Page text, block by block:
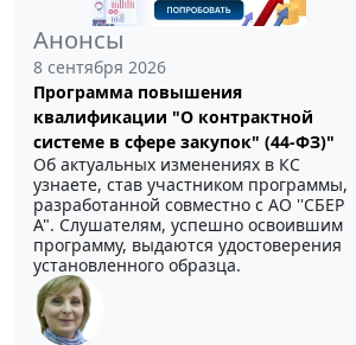
Анонсы
8 сентября 2026
Программа повышения
квалификации "О контрактной
системе в сфере закупок" (44-ФЗ)"
Об актуальных изменениях в КС
узнаете, став участником программы,
разработанной совместно с АО ''СБЕР
А". Слушателям, успешно освоившим
программу, выдаются удостоверения
установленного образца.